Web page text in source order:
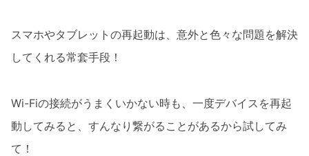
スマホやタブレットの再起動は、意外と色々な問題を解決
してくれる常套手段！
Wi-Fiの接続がうまくいかない時も、一度デバイスを再起
動してみると、すんなり繋がることがあるから試してみ
て！